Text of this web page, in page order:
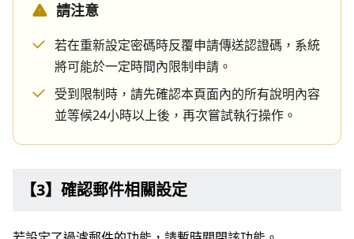
請注意
若在重新設定密碼時反覆申請傳送認證碼，系統
將可能於一定時間內限制申請。
受到限制時，請先確認本頁面內的所有說明內容
並等候24小時以上後，再次嘗試執行操作。
【3】確認郵件相關設定